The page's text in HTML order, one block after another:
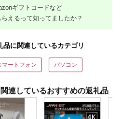
ギフトコードなど
えるって知ってましたか？
に関連しているカテゴリ
マートフォン パソコン
連しているおすすめの返礼品